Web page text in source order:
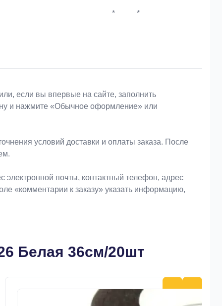
* *
если вы впервые на сайте, заполнить
и нажмите «Обычное оформление» или
условий доставки и оплаты заказа. После
почты, контактный телефон, адрес
«комментарии к заказу» указать информацию,
Белая 36см/20шт